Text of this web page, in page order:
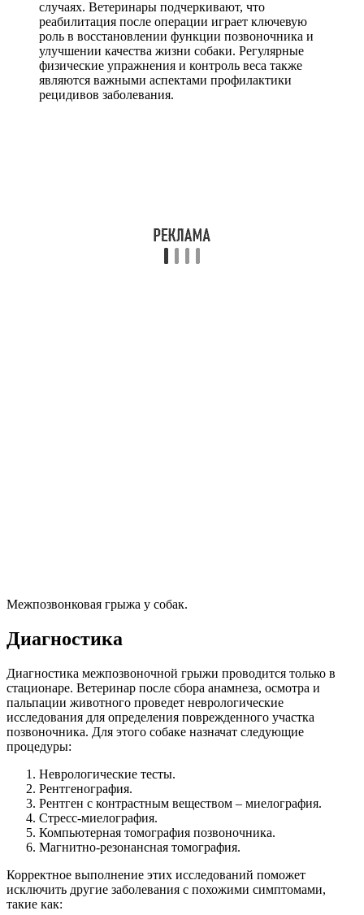
случаях. Ветеринары подчеркивают, что
реабилитация после операции играет ключевую
роль в восстановлении функции позвоночника и
улучшении качества жизни собаки. Регулярные
физические упражнения и контроль веса также
являются важными аспектами профилактики
рецидивов заболевания.
Межпозвонковая грыжа у собак.
Диагностика
Диагностика межпозвоночной грыжи проводится только в
стационаре. Ветеринар после сбора анамнеза, осмотра и
пальпации животного проведет неврологические
исследования для определения поврежденного участка
позвоночника. Для этого собаке назначат следующие
процедуры:
Неврологические тесты.
Рентгенография.
Рентген с контрастным веществом – миелография.
Стресс-миелография.
Компьютерная томография позвоночника.
Магнитно-резонансная томография.
Корректное выполнение этих исследований поможет
исключить другие заболевания с похожими симптомами,
такие как: